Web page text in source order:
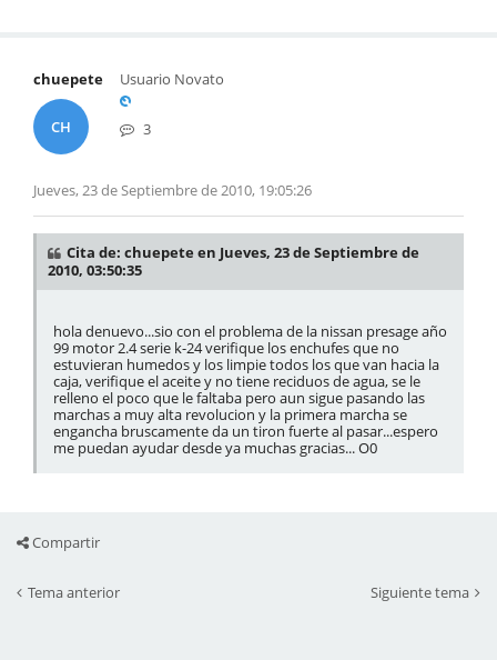
chuepete
CH
Usuario Novato
3
Jueves, 23 de Septiembre de 2010, 19:05:26
Cita de: chuepete en Jueves, 23 de Septiembre de
2010, 03:50:35
hola denuevo...sio con el problema de la nissan presage año
99 motor 2.4 serie k-24 verifique los enchufes que no
estuvieran humedos y los limpie todos los que van hacia la
caja, verifique el aceite y no tiene reciduos de agua, se le
relleno el poco que le faltaba pero aun sigue pasando las
marchas a muy alta revolucion y la primera marcha se
engancha bruscamente da un tiron fuerte al pasar...espero
me puedan ayudar desde ya muchas gracias... O0
Compartir
Tema anterior Siguiente tema